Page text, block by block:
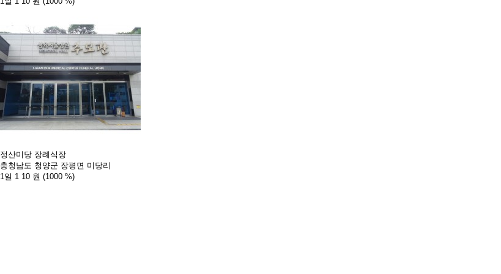
정산미당 장례식장
충청남도 청양군 장평면 미당리
1일 1 10 원 (1000 %)